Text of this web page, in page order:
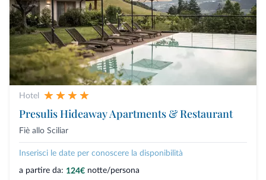
Hotel
Presulis Hideaway Apartments & Restaurant
Fiè allo Sciliar
Inserisci le date per conoscere la disponibilità
a partire da: 124€ notte/persona